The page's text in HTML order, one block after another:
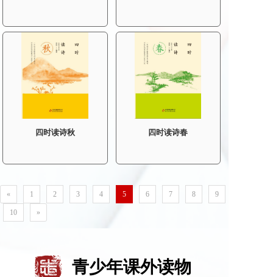
四时读诗秋 四时读诗春
« 1 2 3 4 5 6 7 8 9
10 »
青少年课外读物